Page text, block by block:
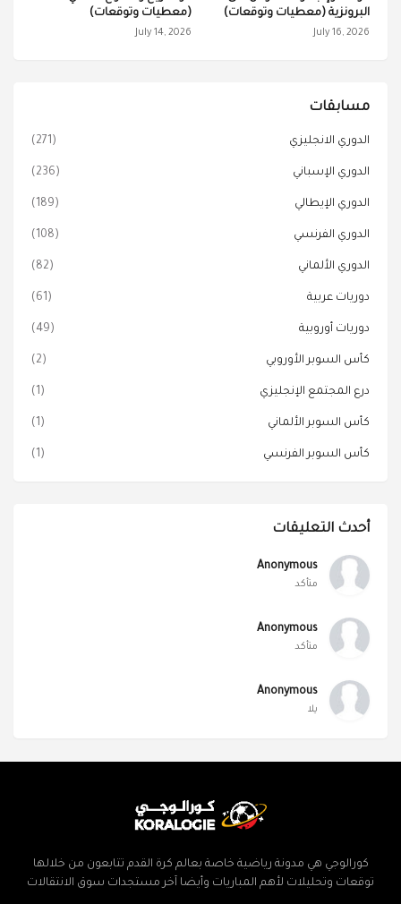
البرونزية (معطيات وتوقعات)
July 16, 2026
(معطيات وتوقعات)
July 14, 2026
مسابقات
الدوري الانجليزي (271)
الدوري الإسباني (236)
الدوري الإيطالي (189)
الدوري الفرنسي (108)
الدوري الألماني (82)
دوريات عربية (61)
دوريات أوروبية (49)
كأس السوبر الأوروبي (2)
درع المجتمع الإنجليزي (1)
كأس السوبر الألماني (1)
كأس السوبر الفرنسي (1)
أحدث التعليقات
Anonymous
متأكد
Anonymous
متأكد
Anonymous
يلا
كورالوجي هي مدونة رياضية خاصة بعالم كرة القدم تتابعون من خلالها
توقعات وتحليلات لأهم المباريات وأيضا آخر مستجدات سوق الانتقالات